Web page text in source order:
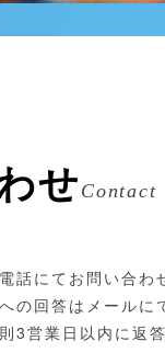
せ Contact
話にてお問い合わ
の回答はメールに
3営業日以内に返